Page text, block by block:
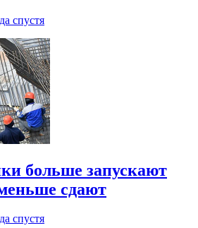
спустя
больше запускают
сдают
спустя